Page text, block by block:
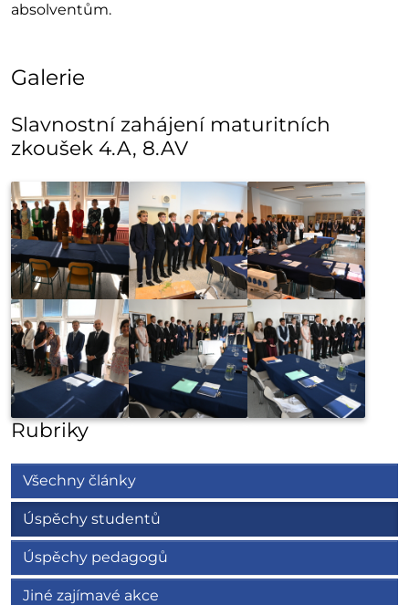
absolventům.
Galerie
Slavnostní zahájení maturitních
zkoušek 4.A, 8.AV
Rubriky
Všechny články
Úspěchy studentů
Úspěchy pedagogů
Jiné zajímavé akce